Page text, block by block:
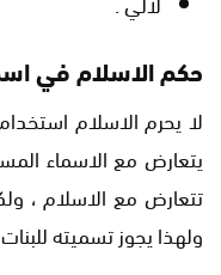
حكم الاسلام في
لا يحرم الاسلام
يتعارض مع الاسماء
تتعارض مع الاسلام ،
ولهذا يجوز تسميته